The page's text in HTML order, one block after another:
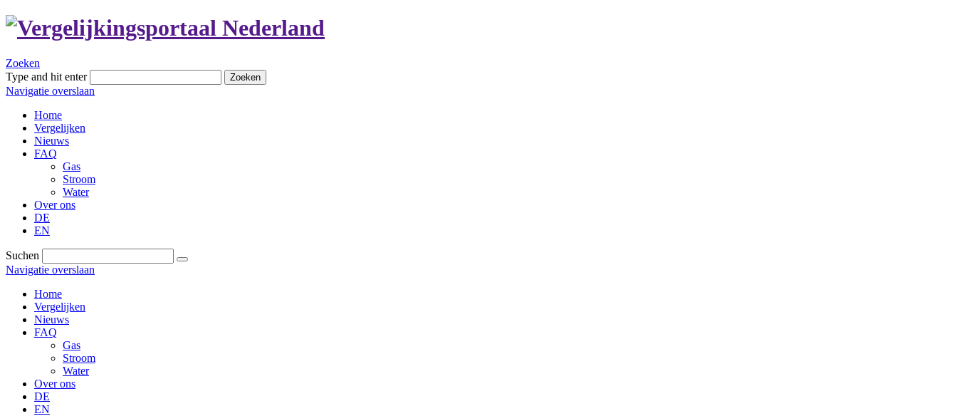
Zoeken
Type and hit enter
Zoeken
Navigatie overslaan
Home
Vergelijken
Nieuws
FAQ
Gas
Stroom
Water
Over ons
DE
EN
Suchen
Navigatie overslaan
Home
Vergelijken
Nieuws
FAQ
Gas
Stroom
Water
Over ons
DE
EN